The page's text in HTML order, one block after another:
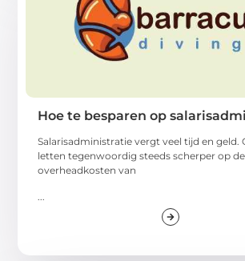
Hoe te besparen op
Salarisadministratie vergt veel tijd en geld.
letten tegenwoordig steeds scherper op de
overheadkosten van